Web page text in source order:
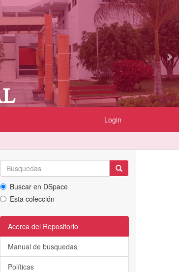
Login
Buscar en DSpace
Esta colección
Acerca del Repositorio
Manual de busquedas
Políticas